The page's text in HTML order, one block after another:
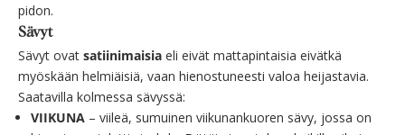
pidon.
Sävyt
Sävyt ovat satiinimaisia eli eivät mattapintaisia eivätkä
myöskään helmiäisiä, vaan hienostuneesti valoa heijastavia.
Saatavilla kolmessa sävyssä:
VIIKUNA – viileä, sumuinen viikunankuoren sävy, jossa on